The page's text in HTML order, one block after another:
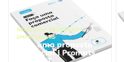
NEGÓCIOS, PROCESSOS
EMPRESARIAIS
Faça uma proposta
comercial | Prompts